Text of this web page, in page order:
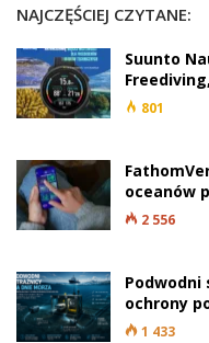
NAJCZĘŚCIEJ CZYTANE:
Suunto
801
oceanów
2 556
Podwodni
ochrony
1 433